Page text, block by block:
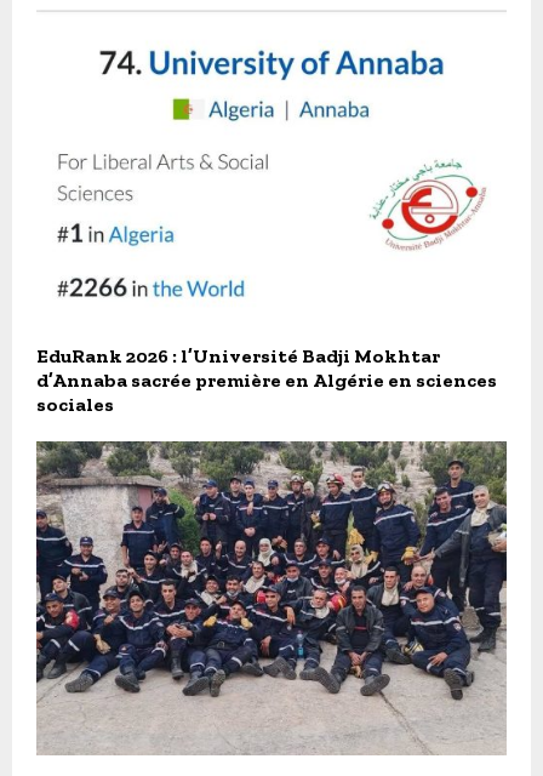
EduRank 2026 : l’Université Badji Mokhtar
d’Annaba sacrée première en Algérie en sciences
sociales